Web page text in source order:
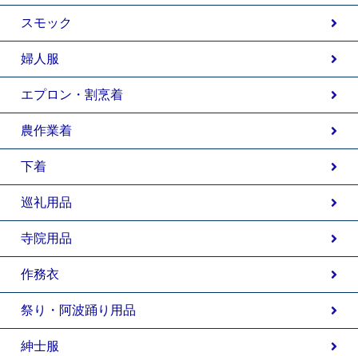
スモック
婦人服
エプロン・割烹着
農作業着
下着
巡礼用品
寺院用品
作務衣
祭り・阿波踊り用品
紳士服